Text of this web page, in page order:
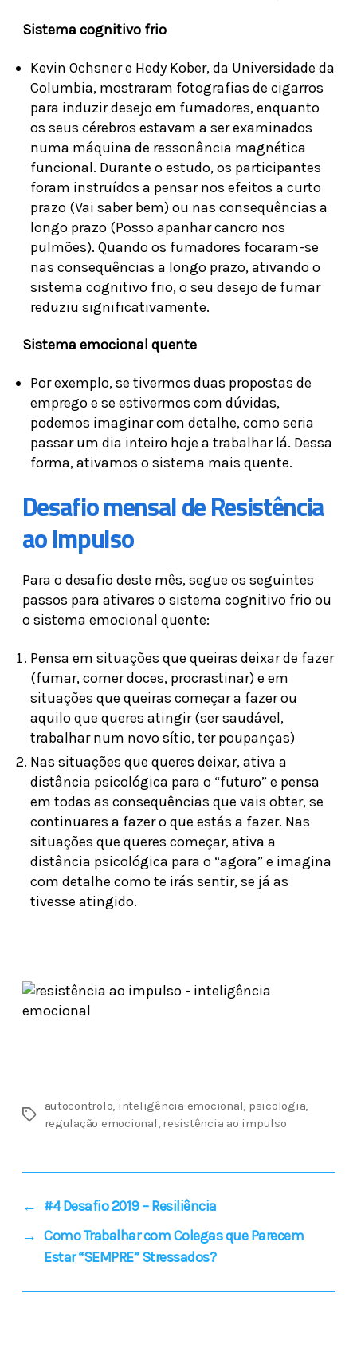
Sistema cognitivo frio
Kevin Ochsner e Hedy Kober, da Universidade da
Columbia, mostraram fotografias de cigarros
para induzir desejo em fumadores, enquanto
os seus cérebros estavam a ser examinados
numa máquina de ressonância magnética
funcional. Durante o estudo, os participantes
foram instruídos a pensar nos efeitos a curto
prazo (Vai saber bem) ou nas consequências a
longo prazo (Posso apanhar cancro nos
pulmões). Quando os fumadores focaram-se
nas consequências a longo prazo, ativando o
sistema cognitivo frio, o seu desejo de fumar
reduziu significativamente.
Sistema emocional quente
Por exemplo, se tivermos duas propostas de
emprego e se estivermos com dúvidas,
podemos imaginar com detalhe, como seria
passar um dia inteiro hoje a trabalhar lá. Dessa
forma, ativamos o sistema mais quente.
Desafio mensal de Resistência
ao Impulso
Para o desafio deste mês, segue os seguintes
passos para ativares o sistema cognitivo frio ou
o sistema emocional quente:
Pensa em situações que queiras deixar de fazer
(fumar, comer doces, procrastinar) e em
situações que queiras começar a fazer ou
aquilo que queres atingir (ser saudável,
trabalhar num novo sítio, ter poupanças)
Nas situações que queres deixar, ativa a
distância psicológica para o “futuro” e pensa
em todas as consequências que vais obter, se
continuares a fazer o que estás a fazer. Nas
situações que queres começar, ativa a
distância psicológica para o “agora” e imagina
com detalhe como te irás sentir, se já as
tivesse atingido.
autocontrolo, inteligência emocional, psicologia,
regulação emocional, resistência ao impulso
← #4 Desafio 2019 – Resiliência
→ Como Trabalhar com Colegas que Parecem
Estar “SEMPRE” Stressados?